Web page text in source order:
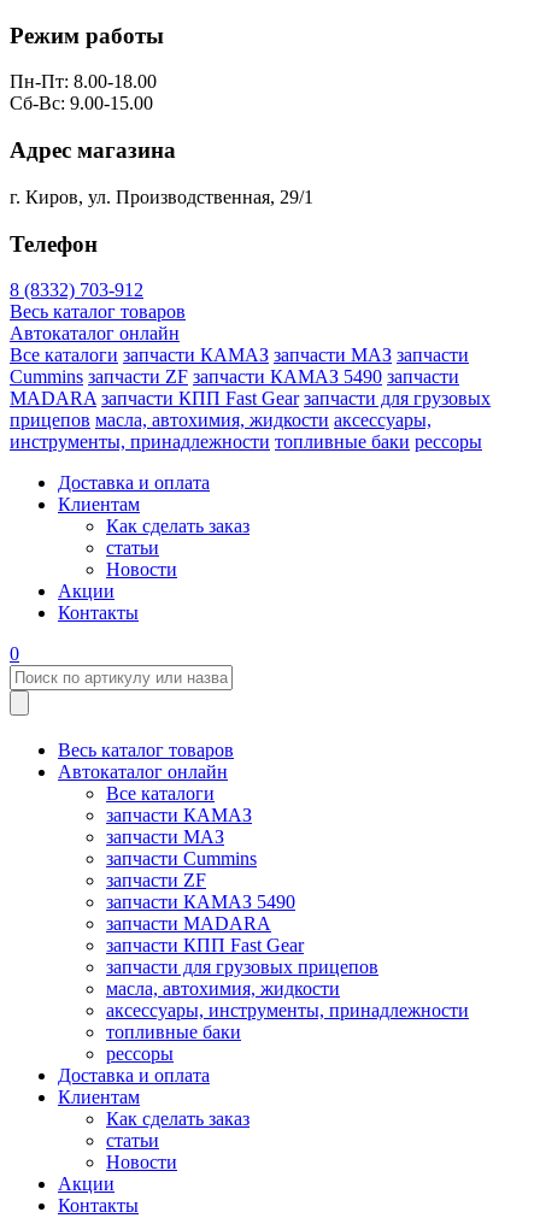
Режим работы
Пн-Пт: 8.00-18.00
Сб-Вс: 9.00-15.00
Адрес магазина
г. Киров, ул. Производственная, 29/1
Телефон
8 (8332) 703-912
Весь каталог товаров
Автокаталог онлайн
Все каталоги запчасти КАМАЗ запчасти МАЗ запчасти
Cummins запчасти ZF запчасти КАМАЗ 5490 запчасти
MADARA запчасти КПП Fast Gear запчасти для грузовых
прицепов масла, автохимия, жидкости аксессуары,
инструменты, принадлежности топливные баки рессоры
Доставка и оплата
Клиентам
Как сделать заказ
статьи
Новости
Акции
Контакты
0
Весь каталог товаров
Автокаталог онлайн
Все каталоги
запчасти КАМАЗ
запчасти МАЗ
запчасти Cummins
запчасти ZF
запчасти КАМАЗ 5490
запчасти MADARA
запчасти КПП Fast Gear
запчасти для грузовых прицепов
масла, автохимия, жидкости
аксессуары, инструменты, принадлежности
топливные баки
рессоры
Доставка и оплата
Клиентам
Как сделать заказ
статьи
Новости
Акции
Контакты